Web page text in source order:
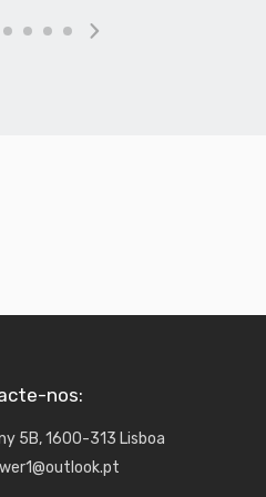
nos:
5B, 1600-313 Lisboa